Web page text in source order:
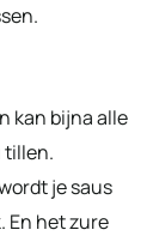
kan bijna alle
tillen.
je saus
En het zure